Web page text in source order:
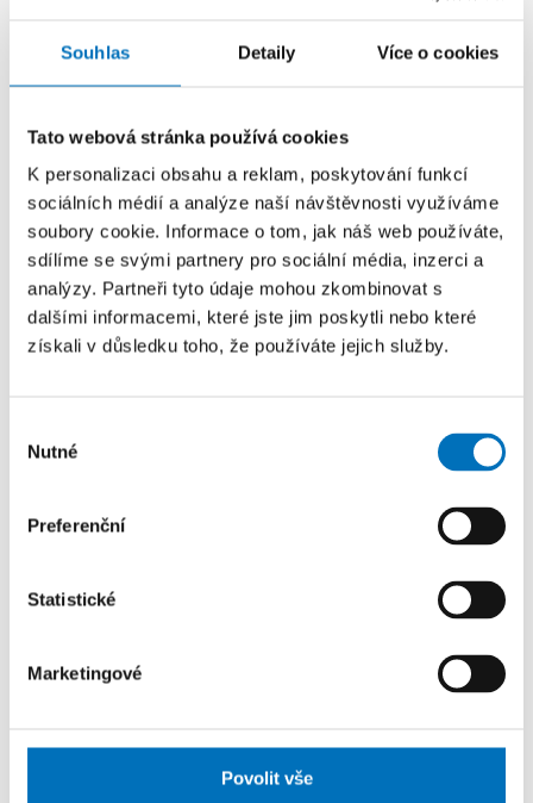
Souhlas Detaily Více o cookies
Tato webová stránka používá cookies
K personalizaci obsahu a reklam, poskytování funkcí
sociálních médií a analýze naší návštěvnosti využíváme
soubory cookie. Informace o tom, jak náš web používáte,
sdílíme se svými partnery pro sociální média, inzerci a
analýzy. Partneři tyto údaje mohou zkombinovat s
dalšími informacemi, které jste jim poskytli nebo které
získali v důsledku toho, že používáte jejich služby.
souhlasu
Nutné
Preferenční
Statistické
Marketingové
Povolit vše
Paralelní vstupně/výstupní algoritmy
PROGRAM
Standardní projekty
POSKYTOVATEL
Grantová agentura České republiky
PRACOVIŠTĚ
Katedra počítačových systémů
ŘEŠITELÉ
ŘEŠITELÉ